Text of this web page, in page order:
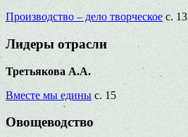
Производство – дело творческое с. 13
Лидеры отрасли
Третьякова А.А.
Вместе мы едины с. 15
Овощеводство